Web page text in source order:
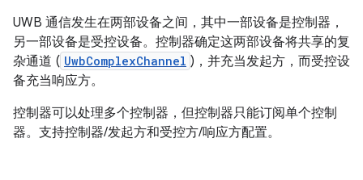
UWB 通信发生在两部设备之间，其中一部设备是控制器，
另一部设备是受控设备。控制器确定这两部设备将共享的复
杂通道 ( UwbComplexChannel )，并充当发起方，而受控设
备充当响应方。
控制器可以处理多个控制器，但控制器只能订阅单个控制
器。支持控制器/发起方和受控方/响应方配置。